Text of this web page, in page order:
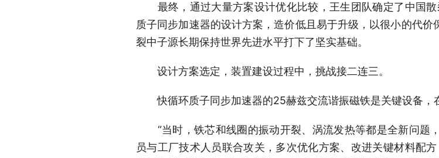
最终，通过大量方案设计优化比较，王生团队确定了中国散
质子同步加速器的设计方案，造价低且易于升级，以很小的代
裂中子源长期保持世界先进水平打下了坚实基础。
设计方案选定，装置建设过程中，挑战接二连三。
快循环质子同步加速器的25赫兹交流谐振磁铁是关键设备，
“当时，铁芯和线圈的振动开裂、涡流发热等都是全新问题
员与工厂技术人员联合攻关，多次优化方案、改进关键材料配